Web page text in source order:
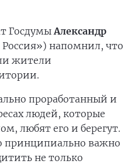
ГосдумыАлександр
напомнил, что
жители
проработанный и
людей, которые
любят его и берегут.
принципиально важно
не только